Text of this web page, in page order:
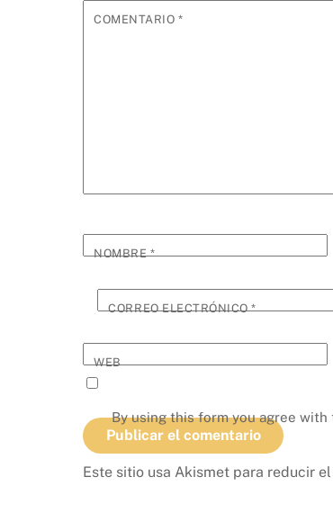
COMENTARIO *
NOMBRE*
CORREO ELECTRÓNICO*
WEB
By using this form you agree
Este sitio usa Akismet para reducir